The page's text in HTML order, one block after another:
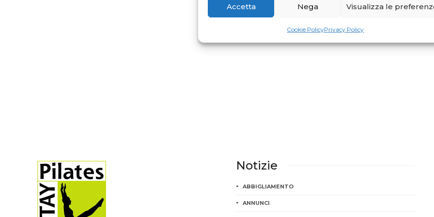
Accetta Nega Visualizza le
Cookie PolicyPrivacy Policy
Notizie
ABBIGLIAMENTO
ANNUNCI